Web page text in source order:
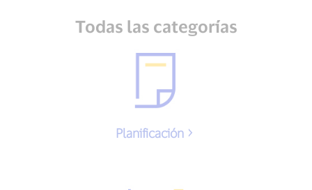
Todas las categorías
Planificación